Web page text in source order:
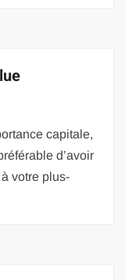
capitale,
d’avoir
votre plus-